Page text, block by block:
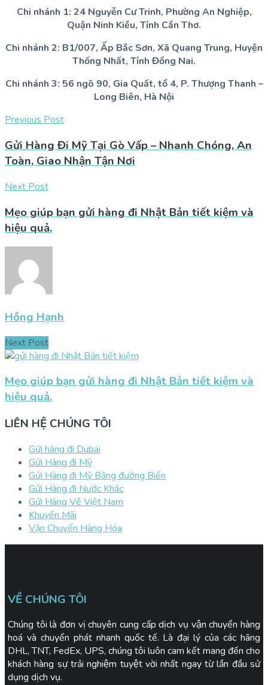
Chi nhánh 1: 24 Nguyễn Cư Trinh, Phường An Nghiệp,
Quận Ninh Kiều, Tỉnh Cần Thơ.
Chi nhánh 2: B1/007, Ấp Bắc Sơn, Xã Quang Trung, Huyện
Thống Nhất, Tỉnh Đồng Nai.
Chi nhánh 3: 56 ngõ 90, Gia Quất, tổ 4, P. Thượng Thanh –
Long Biên, Hà Nội
Previous Post
Gửi Hàng Đi Mỹ Tại Gò Vấp – Nhanh Chóng, An
Toàn, Giao Nhận Tận Nơi
Next Post
Mẹo giúp bạn gửi hàng đi Nhật Bản tiết kiệm và
hiệu quả.
Hồng Hạnh
Next Post
Mẹo giúp bạn gửi hàng đi Nhật Bản tiết kiệm và
hiệu quả.
LIÊN HỆ CHÚNG TÔI
Gửi hàng đi Dubai
Gửi Hàng đi Mỹ
Gửi Hàng đi Mỹ Bằng đường Biển
Gửi Hàng đi Nước Khác
Gửi Hàng Về Việt Nam
Khuyến Mãi
Vận Chuyển Hàng Hóa
VỀ CHÚNG TÔI
Chúng tôi là đơn vị chuyên cung cấp dịch vụ vận chuyển hàng
hoá và chuyển phát nhanh quốc tế. Là đại lý của các hãng
DHL, TNT, FedEx, UPS, chúng tôi luôn cam kết mang đến cho
khách hàng sự trải nghiệm tuyệt vời nhất ngay từ lần đầu sử
dụng dịch vụ.